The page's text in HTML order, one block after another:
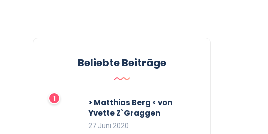
Beliebte Beiträge
> Matthias Berg < von
Yvette Z`Graggen
27 Juni 2020